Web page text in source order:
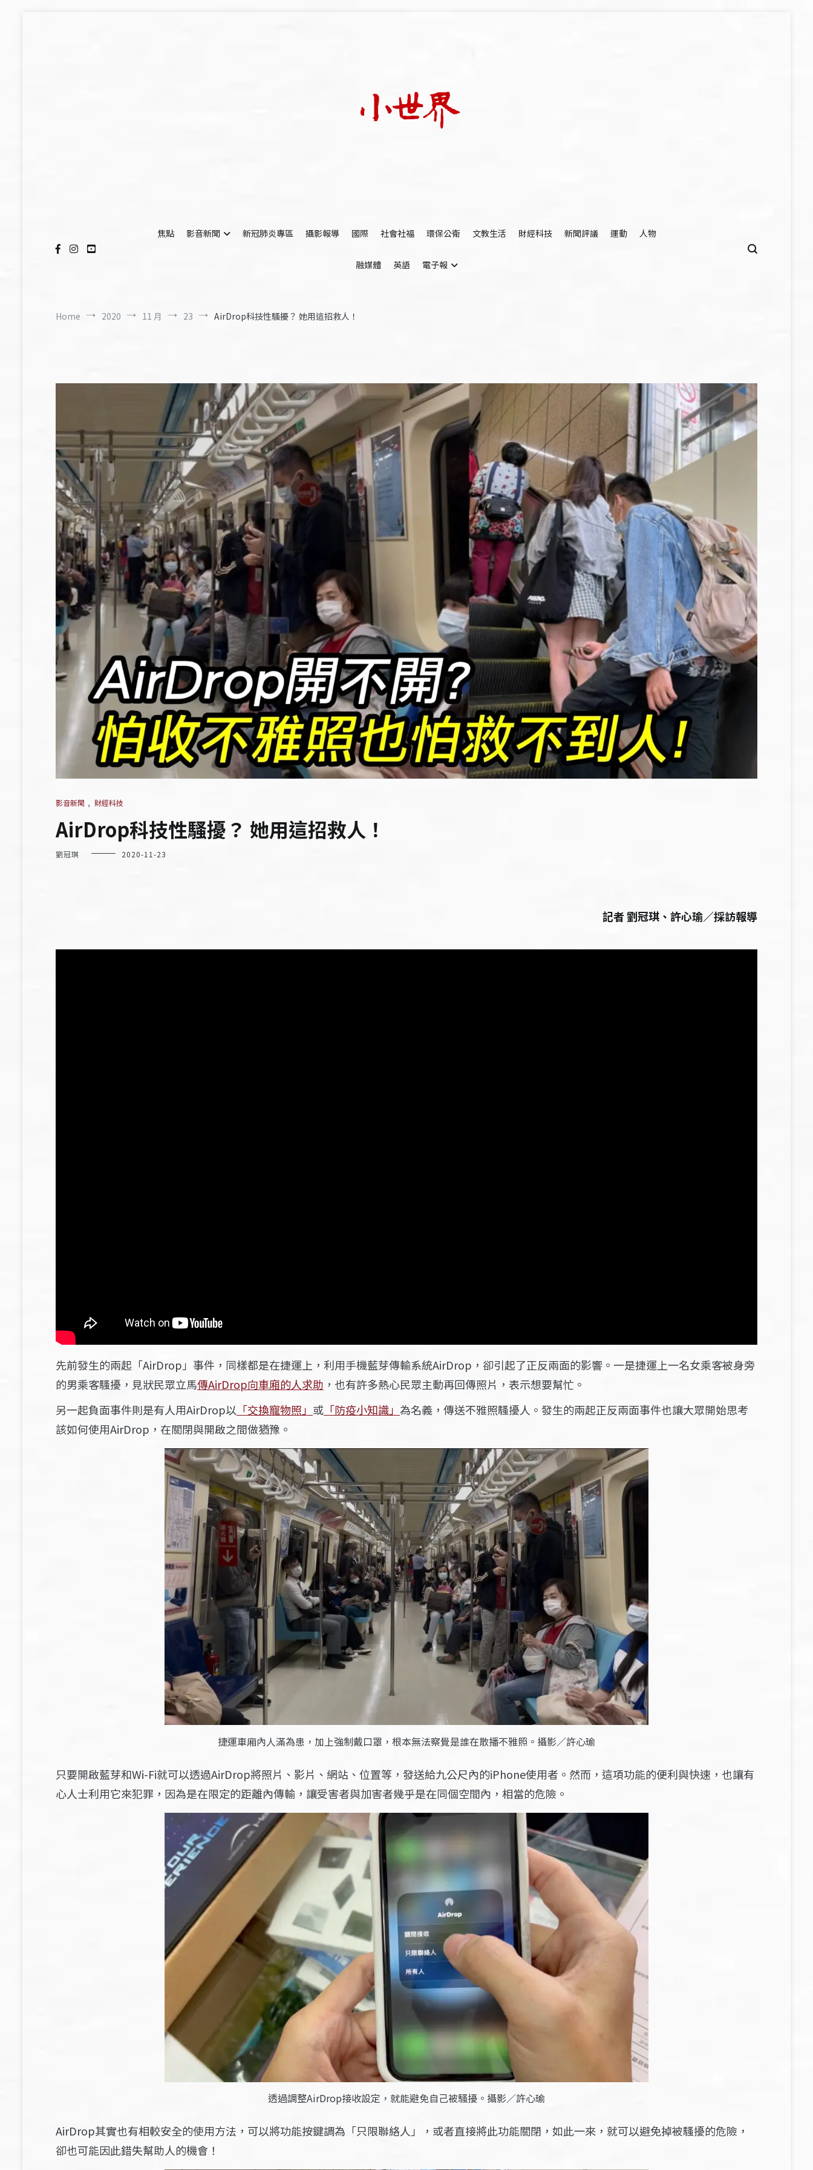
焦點
影音新聞 新冠肺炎專區 攝影報導 國際 社會社福 環保公衛 文教生活 財經科技 新聞評議 運動 人物
融媒體 英語 電子報
Home 2020 11 月 23 AirDrop科技性騷擾？ 她用這招救人！
影音新聞 , 財經科技
AirDrop科技性騷擾？ 她用這招救人！
劉冠琪 2020-11-23
記者 劉冠琪、許心瑜／採訪報導
先前發生的兩起「AirDrop」事件，同樣都是在捷運上，利用手機藍芽傳輸系統AirDrop，卻引起了正反兩面的影響。一是捷運上一名女乘客被身旁
的男乘客騷擾，見狀民眾立馬傳AirDrop向車廂的人求助 ，也有許多熱心民眾主動再回傳照片，表示想要幫忙。
另一起負面事件則是有人用AirDrop以 「交換寵物照」 或 「防疫小知識」 為名義，傳送不雅照騷擾人。發生的兩起正反兩面事件也讓大眾開始思考
該如何使用AirDrop，在關閉與開啟之間做猶豫。
捷運車廂內人滿為患，加上強制戴口罩，根本無法察覺是誰在散播不雅照。攝影／許心瑜
只要開啟藍芽和Wi-Fi就可以透過AirDrop將照片、影片、網站、位置等，發送給九公尺內的iPhone使用者。然而，這項功能的便利與快速，也讓有
心人士利用它來犯罪，因為是在限定的距離內傳輸，讓受害者與加害者幾乎是在同個空間內，相當的危險。
透過調整AirDrop接收設定，就能避免自己被騷擾。攝影／許心瑜
AirDrop其實也有相較安全的使用方法，可以將功能按鍵調為「只限聯絡人」，或者直接將此功能關閉，如此一來，就可以避免掉被騷擾的危險，
卻也可能因此錯失幫助人的機會！